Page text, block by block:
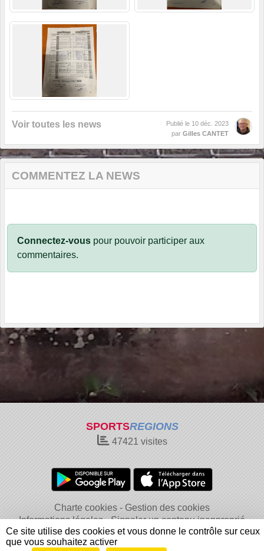
Voir toutes les news Publié le 10 déc. 2023
par Gilles CANTET
COMMENTEZ LA NEWS
Connectez-vous pour pouvoir participer aux
commentaires.
SPORTSREGIONS
47421 visites
Charte cookies
Gestion des cookies
Informations légales
Signaler un contenu inapproprié
Ce site utilise des cookies et vous donne le contrôle sur ceux
que vous souhaitez activer